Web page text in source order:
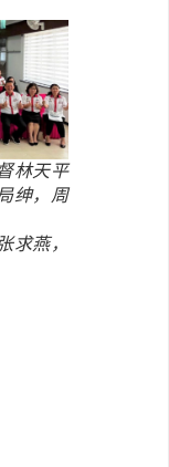
林天平
绅，周
求燕，